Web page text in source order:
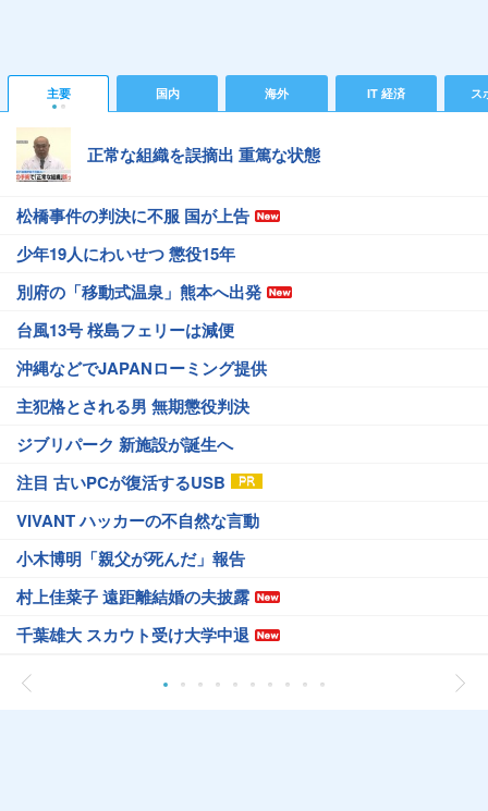
主要 国内 海外 IT 経済 ス
正常な組織を誤摘出 重篤な状態
松橋事件の判決に不服 国が上告
少年19人にわいせつ 懲役15年
別府の「移動式温泉」熊本へ出発
台風13号 桜島フェリーは減便
沖縄などでJAPANローミング提供
主犯格とされる男 無期懲役判決
ジブリパーク 新施設が誕生へ
注目 古いPCが復活するUSB
VIVANT ハッカーの不自然な言動
小木博明「親父が死んだ」報告
村上佳菜子 遠距離結婚の夫披露
千葉雄大 スカウト受け大学中退